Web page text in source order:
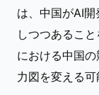
は、中国がAI
しつつあるこ
における中国
力図を変える可